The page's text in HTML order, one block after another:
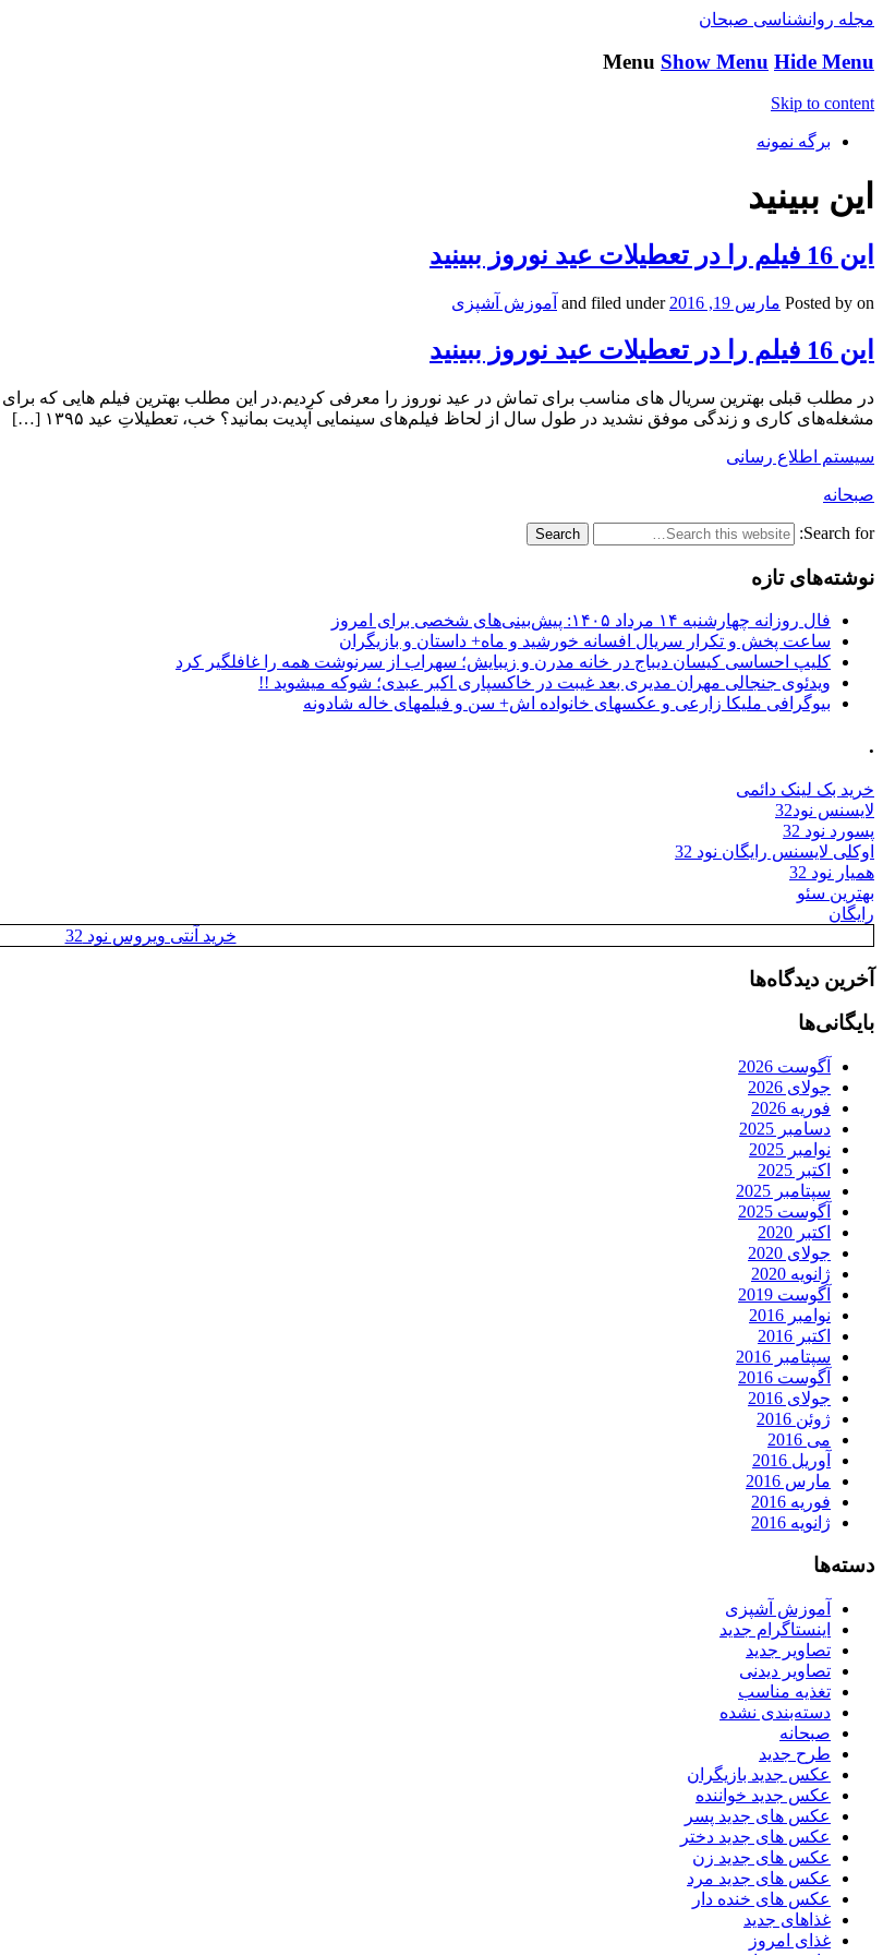
مجله روانشناسی صبحان
Menu Show Menu Hide Menu
Skip to content
برگه نمونه
این ببینید
این 16 فیلم را در تعطیلات عید نوروز ببینید
Posted by on مارس 19, 2016 and filed under آموزش آشپزی
این 16 فیلم را در تعطیلات عید نوروز ببینید
در مطلب قبلی بهترین سریال های مناسب برای تماش در عید نوروز را معرفی کردیم.در این مطلب بهترین فیلم هایی که
مشغله‌های کاری و زندگی موفق نشدید در طول سال از لحاظ فیلم‌های سینمایی آپدیت بمانید؟ خب، تعطیلاتِ عید ۱۳۹۵ […]
سیستم اطلاع رسانی
صبحانه
Search for:
نوشته‌های تازه
فال روزانه چهارشنبه ۱۴ مرداد ۱۴۰۵: پیش‌بینی‌های شخصی برای امروز
ساعت پخش و تکرار سریال افسانه خورشید و ماه+ داستان و بازیگران
کلیپ احساسی کیسان دیباج در خانه مدرن و زیبایش؛ سهراب از سرنوشت همه را غافلگیر کرد
ویدئوی جنجالی مهران مدیری بعد غیبت در خاکسپاری اکبر عبدی؛ شوکه میشوید !!
بیوگرافی ملیکا زارعی و عکسهای خانواده اش+ سن و فیلمهای خاله شادونه
.
خرید بک لینک دائمی
لایسنس نود32
پسورد نود 32
اوکلی لایسنس رایگان نود 32
همیار نود 32
بهترین سئو
رایگان
خرید آنتی ویروس نود 32
آخرین دیدگاه‌ها
بایگانی‌ها
آگوست 2026
جولای 2026
فوریه 2026
دسامبر 2025
نوامبر 2025
اکتبر 2025
سپتامبر 2025
آگوست 2025
اکتبر 2020
جولای 2020
ژانویه 2020
آگوست 2019
نوامبر 2016
اکتبر 2016
سپتامبر 2016
آگوست 2016
جولای 2016
ژوئن 2016
می 2016
آوریل 2016
مارس 2016
فوریه 2016
ژانویه 2016
دسته‌ها
آموزش آشپزی
اینستاگرام جدید
تصاویر جدید
تصاویر دیدنی
تغذیه مناسب
دسته‌بندی نشده
صبحانه
طرح جدید
عکس جدید بازیگران
عکس جدید خواننده
عکس های جدید پسر
عکس های جدید دختر
عکس های جدید زن
عکس های جدید مرد
عکس های خنده دار
غذاهای جدید
غذای امروز